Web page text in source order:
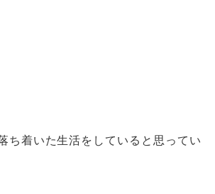
ち着いた生活をしていると思ってい